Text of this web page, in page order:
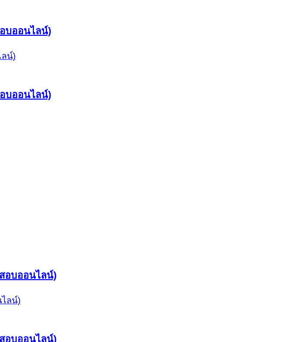
บออนไลน์)
บออนไลน์)
อบออนไลน์)
อบออนไลน์)